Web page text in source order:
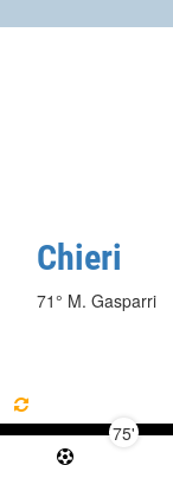
Chieri
71° M. Gasparri
75'